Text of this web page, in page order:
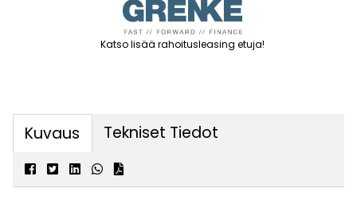
Katso lisää rahoitusleasing etuja!
Kuvaus Tekniset Tiedot